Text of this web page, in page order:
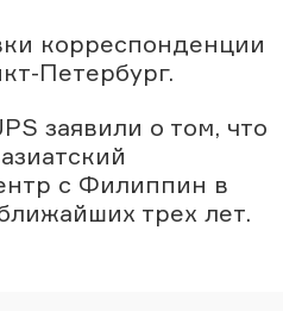
корреспонденции
Петербург.
заявили о том, что
с Филиппин в
трех лет.